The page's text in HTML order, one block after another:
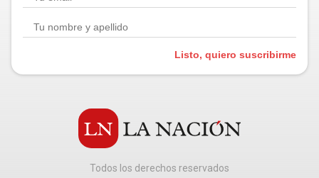
Listo, quiero suscribirme
Todos los derechos reservados